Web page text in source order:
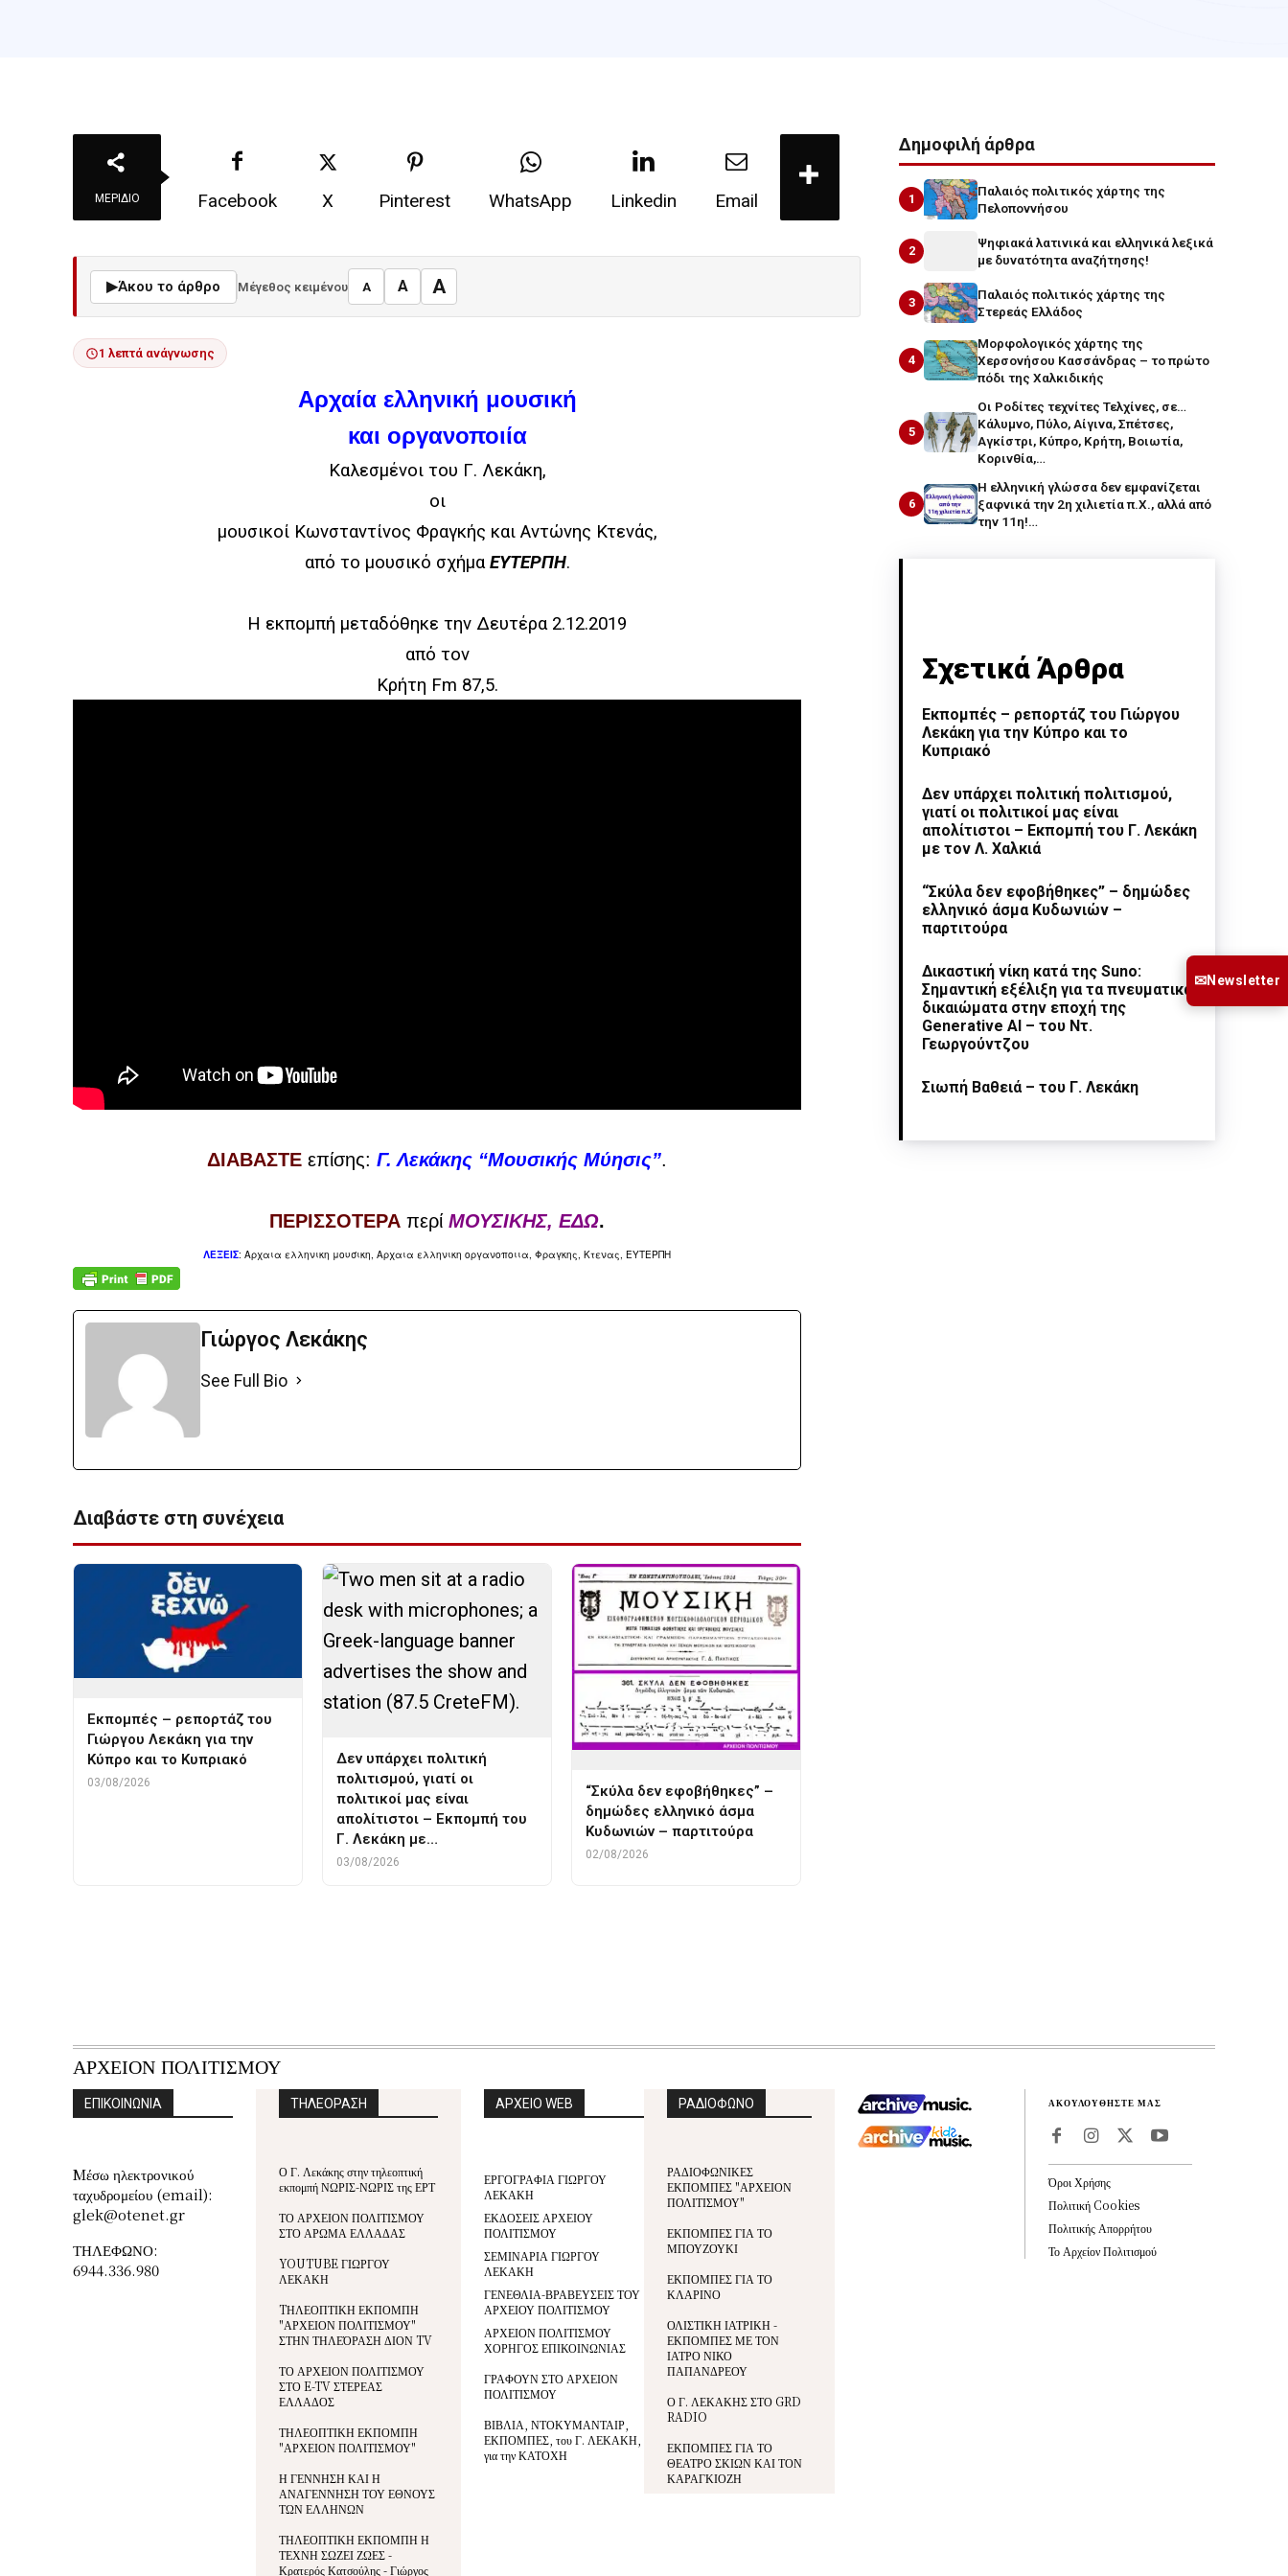
ΜΕΡΊΔΙΟ Facebook X Pinterest WhatsApp Linkedin Email
▶Άκου το άρθρο Μέγεθος κειμένου A A A
1 λεπτά ανάγνωσης
Αρχαία ελληνική μουσική
και οργανοποιία
Καλεσμένοι του Γ. Λεκάκη,
οι
μουσικοί Κωνσταντίνος Φραγκής και Αντώνης Κτενάς,
από το μουσικό σχήμαΕΥΤΕΡΠΗ.
Η εκπομπή μεταδόθηκε την Δευτέρα 2.12.2019
από τον
Κρήτη Fm 87,5.
ΔΙΑΒΑΣΤΕ επίσης: Γ. Λεκάκης “Μουσικής Μύησις”.
ΠΕΡΙΣΣΟΤΕΡΑ περί ΜΟΥΣΙΚΗΣ, ΕΔΩ.
ΛΕΞΕΙΣ: Αρχαια ελληνικη μουσικη, Αρχαια ελληνικη οργανοποιια, Φραγκης, Κτενας, ΕΥΤΕΡΠΗ
Γιώργος Λεκάκης
See Full Bio
Διαβάστε στη συνέχεια
Εκπομπές – ρεπορτάζ του
Γιώργου Λεκάκη για την
Κύπρο και το Κυπριακό
03/08/2026
Δεν υπάρχει πολιτική
πολιτισμού, γιατί οι
πολιτικοί μας είναι
απολίτιστοι – Εκπομπή του
Γ. Λεκάκη με…
03/08/2026
“Σκύλα δεν εφοβήθηκες” –
δημώδες ελληνικό άσμα
Κυδωνιών – παρτιτούρα
02/08/2026
Δημοφιλή άρθρα
1
Παλαιός πολιτικός χάρτης της
Πελοποννήσου
2
Ψηφιακά λατινικά και ελληνικά λεξικά
με δυνατότητα αναζήτησης!
3
Παλαιός πολιτικός χάρτης της
Στερεάς Ελλάδος
4
Μορφολογικός χάρτης της
Χερσονήσου Κασσάνδρας – το πρώτο
πόδι της Χαλκιδικής
5
Οι Ροδίτες τεχνίτες Τελχίνες, σε…
Κάλυμνο, Πύλο, Αίγινα, Σπέτσες,
Αγκίστρι, Κύπρο, Κρήτη, Βοιωτία,
Κορινθία,…
6
Η ελληνική γλώσσα δεν εμφανίζεται
ξαφνικά την 2η χιλιετία π.Χ., αλλά από
την 11η!…
Σχετικά Άρθρα
Εκπομπές – ρεπορτάζ του Γιώργου
Λεκάκη για την Κύπρο και το
Κυπριακό
Δεν υπάρχει πολιτική πολιτισμού,
γιατί οι πολιτικοί μας είναι
απολίτιστοι – Εκπομπή του Γ. Λεκάκη
με τον Λ. Χαλκιά
“Σκύλα δεν εφοβήθηκες” – δημώδες
ελληνικό άσμα Κυδωνιών –
παρτιτούρα
Δικαστική νίκη κατά της Suno:
Σημαντική εξέλιξη για τα πνευματικά
δικαιώματα στην εποχή της
Generative AI – του Ντ.
Γεωργούντζου
Σιωπή Βαθειά – του Γ. Λεκάκη
ΑΡΧΕΙΟΝ ΠΟΛΙΤΙΣΜΟΥ
ΕΠΙΚΟΙΝΩΝΙΑ
Mέσω ηλεκτρονικού
ταχυδρομείου (email):
glek@otenet.gr
ΤΗΛΕΦΩΝΟ:
6944.336.980
ΤΗΛΕΟΡΑΣΗ
Ο Γ. Λεκάκης στην τηλεοπτική
εκπομπή ΝΩΡΙΣ-ΝΩΡΙΣ της ΕΡΤ
ΤΟ ΑΡΧΕΙΟΝ ΠΟΛΙΤΙΣΜΟΥ
ΣΤΟ ΑΡΩΜΑ ΕΛΛΑΔΑΣ
YOUTUBE ΓΙΩΡΓΟΥ
ΛΕΚΑΚΗ
TΗΛΕΟΠΤΙΚΗ ΕΚΠΟΜΠΗ
"ΑΡΧΕΙΟΝ ΠΟΛΙΤΙΣΜΟΥ"
ΣΤΗΝ ΤΗΛΕΌΡΑΣΗ ΔΙΟΝ TV
ΤΟ ΑΡΧΕΙΟΝ ΠΟΛΙΤΙΣΜΟΥ
ΣΤΟ E-TV ΣΤΕΡΕΑΣ
ΕΛΛΑΔΟΣ
ΤΗΛΕΟΠΤΙΚΗ ΕΚΠΟΜΠΗ
"ΑΡΧΕΙΟΝ ΠΟΛΙΤΙΣΜΟΥ"
Η ΓΕΝΝΗΣΗ ΚΑΙ Η
ΑΝΑΓΕΝΝΗΣΗ ΤΟΥ ΕΘΝΟΥΣ
ΤΩΝ ΕΛΛΗΝΩΝ
ΤΗΛΕΟΠΤΙΚΗ ΕΚΠΟΜΠΗ Η
ΤΕΧΝΗ ΣΩΖΕΙ ΖΩΕΣ -
Κρατερός Κατσούλης - Γιώργος
ΑΡΧΕΙΟ WEB
ΕΡΓΟΓΡΑΦΙΑ ΓΙΩΡΓΟΥ
ΛΕΚΑΚΗ
ΕΚΔΟΣΕΙΣ ΑΡΧΕΙΟΥ
ΠΟΛΙΤΙΣΜΟΥ
ΣΕΜΙΝΑΡΙΑ ΓΙΩΡΓΟΥ
ΛΕΚΑΚΗ
ΓΕΝΕΘΛΙΑ-ΒΡΑΒΕΥΣΕΙΣ ΤΟΥ
ΑΡΧΕΙΟΥ ΠΟΛΙΤΙΣΜΟΥ
ΑΡΧΕΙΟΝ ΠΟΛΙΤΙΣΜΟΥ
ΧΟΡΗΓΟΣ ΕΠΙΚΟΙΝΩΝΙΑΣ
ΓΡΑΦΟΥΝ ΣΤΟ ΑΡΧΕΙΟΝ
ΠΟΛΙΤΙΣΜΟΥ
ΒΙΒΛΙΑ, ΝΤΟΚΥΜΑΝΤΑΙΡ,
ΕΚΠΟΜΠΕΣ, του Γ. ΛΕΚΑΚΗ,
για την ΚΑΤΟΧΗ
ΡΑΔΙΟΦΩΝΟ
ΡΑΔΙΟΦΩΝΙΚΕΣ
ΕΚΠΟΜΠΕΣ "ΑΡΧΕΙΟΝ
ΠΟΛΙΤΙΣΜΟΥ"
ΕΚΠΟΜΠΕΣ ΓΙΑ ΤΟ
ΜΠΟΥΖΟΥΚΙ
ΕΚΠΟΜΠΕΣ ΓΙΑ ΤΟ
ΚΛΑΡΙΝΟ
ΟΛΙΣΤΙΚΗ ΙΑΤΡΙΚΗ -
ΕΚΠΟΜΠΕΣ ΜΕ ΤΟΝ
ΙΑΤΡΟ ΝΙΚΟ
ΠΑΠΑΝΔΡΕΟΥ
Ο Γ. ΛΕΚΑΚΗΣ ΣΤΟ GRD
RADIO
ΕΚΠΟΜΠΕΣ ΓΙΑ ΤΟ
ΘΕΑΤΡΟ ΣΚΙΩΝ ΚΑΙ ΤΟΝ
ΚΑΡΑΓΚΙΟΖΗ
ΑΚΟΥΛΟΥΘΗΣΤΕ ΜΑΣ
Όροι Χρήσης
Πολιτική Cookies
Πολιτικής Απορρήτου
Το Αρχείον Πολιτισμού
✉Newsletter